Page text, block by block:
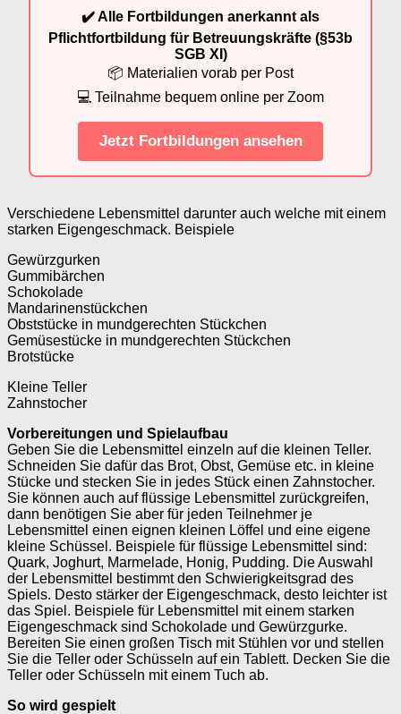
✔️ Alle Fortbildungen anerkannt als
Pflichtfortbildung für Betreuungskräfte (§53b
SGB XI)
📦 Materialien vorab per Post
💻 Teilnahme bequem online per Zoom
Jetzt Fortbildungen ansehen
Verschiedene Lebensmittel darunter auch welche mit einem
starken Eigengeschmack. Beispiele
Gewürzgurken
Gummibärchen
Schokolade
Mandarinenstückchen
Obststücke in mundgerechten Stückchen
Gemüsestücke in mundgerechten Stückchen
Brotstücke
Kleine Teller
Zahnstocher
Vorbereitungen und Spielaufbau
Geben Sie die Lebensmittel einzeln auf die kleinen Teller.
Schneiden Sie dafür das Brot, Obst, Gemüse etc. in kleine
Stücke und stecken Sie in jedes Stück einen Zahnstocher.
Sie können auch auf flüssige Lebensmittel zurückgreifen,
dann benötigen Sie aber für jeden Teilnehmer je
Lebensmittel einen eignen kleinen Löffel und eine eigene
kleine Schüssel. Beispiele für flüssige Lebensmittel sind:
Quark, Joghurt, Marmelade, Honig, Pudding. Die Auswahl
der Lebensmittel bestimmt den Schwierigkeitsgrad des
Spiels. Desto stärker der Eigengeschmack, desto leichter ist
das Spiel. Beispiele für Lebensmittel mit einem starken
Eigengeschmack sind Schokolade und Gewürzgurke.
Bereiten Sie einen großen Tisch mit Stühlen vor und stellen
Sie die Teller oder Schüsseln auf ein Tablett. Decken Sie die
Teller oder Schüsseln mit einem Tuch ab.
So wird gespielt